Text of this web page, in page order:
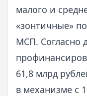
малого и
«зонтичные»
МСП. Согласно
61,8 млрд
в механизме с